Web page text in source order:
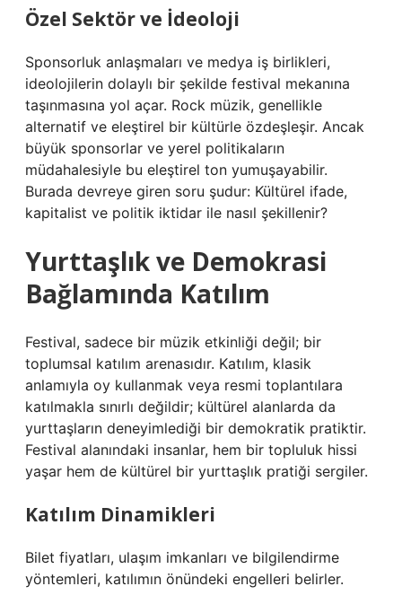
Özel Sektör ve İdeoloji
Sponsorluk anlaşmaları ve medya iş birlikleri,
ideolojilerin dolaylı bir şekilde festival mekanına
taşınmasına yol açar. Rock müzik, genellikle
alternatif ve eleştirel bir kültürle özdeşleşir. Ancak
büyük sponsorlar ve yerel politikaların
müdahalesiyle bu eleştirel ton yumuşayabilir.
Burada devreye giren soru şudur: Kültürel ifade,
kapitalist ve politik iktidar ile nasıl şekillenir?
Yurttaşlık ve Demokrasi
Bağlamında Katılım
Festival, sadece bir müzik etkinliği değil; bir
toplumsal katılım arenasıdır. Katılım, klasik
anlamıyla oy kullanmak veya resmi toplantılara
katılmakla sınırlı değildir; kültürel alanlarda da
yurttaşların deneyimlediği bir demokratik pratiktir.
Festival alanındaki insanlar, hem bir topluluk hissi
yaşar hem de kültürel bir yurttaşlık pratiği sergiler.
Katılım Dinamikleri
Bilet fiyatları, ulaşım imkanları ve bilgilendirme
yöntemleri, katılımın önündeki engelleri belirler.